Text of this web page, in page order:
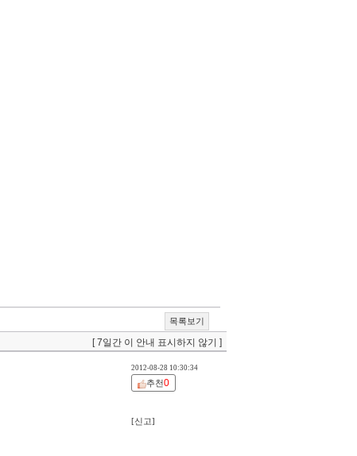
목록보기
[ 7일간 이 안내 표시하지 않기 ]
2012-08-28 10:30:34
추천0
[신고]